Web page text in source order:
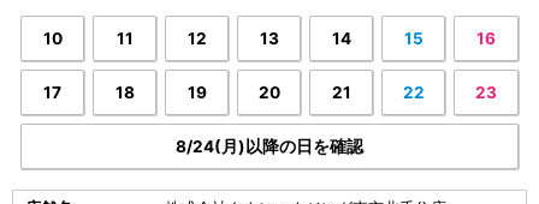
10 11 12 13 14 15 16
17 18 19 20 21 22 23
8/24(月)以降の日を確認